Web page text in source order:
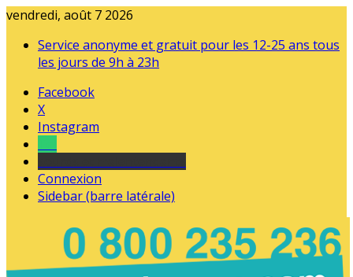
vendredi, août 7 2026
Service anonyme et gratuit pour les 12-25 ans tous
les jours de 9h à 23h
Facebook
X
Instagram
Connexion
Sidebar (barre latérale)